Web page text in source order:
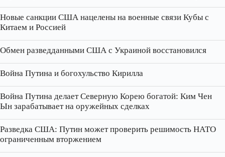
Новые санкции США нацелены на военные связи Кубы с
Китаем и Россией
Обмен разведданными США с Украиной восстановился
Война Путина и богохульство Кирилла
Война Путина делает Северную Корею богатой: Ким Чен
Ын зарабатывает на оружейных сделках
Разведка США: Путин может проверить решимость НАТО
ограниченным вторжением